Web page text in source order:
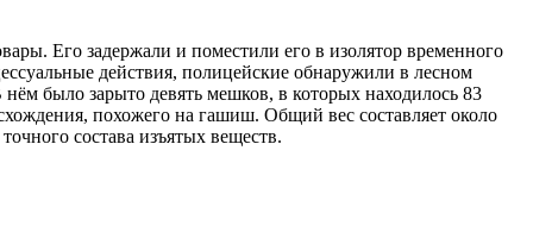
Его задержали и поместили его в изолятор временного
действия, полицейские обнаружили в лесном
было зарыто девять мешков, в которых находилось 83
похожего на гашиш. Общий вес составляет около
состава изъятых веществ.